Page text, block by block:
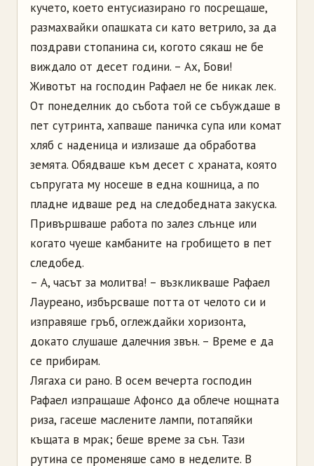
кучето, което ентусиазирано го посрещаше,
размахвайки опашката си като ветрило, за да
поздрави стопанина си, когото сякаш не бе
виждало от десет години. – Ах, Бови!
Животът на господин Рафаел не бе никак лек.
От понеделник до събота той се събуждаше в
пет сутринта, хапваше паничка супа или комат
хляб с наденица и излизаше да обработва
земята. Обядваше към десет с храната, която
съпругата му носеше в една кошница, а по
пладне идваше ред на следобедната закуска.
Привършваше работа по залез слънце или
когато чуеше камбаните на гробището в пет
следобед.
– А, часът за молитва! – възкликваше Рафаел
Лауреано, избърсваше потта от челото си и
изправяше гръб, оглеждайки хоризонта,
докато слушаше далечния звън. – Време е да
се прибирам.
Лягаха си рано. В осем вечерта господин
Рафаел изпращаше Афонсо да облече нощната
риза, гасеше маслените лампи, потапяйки
къщата в мрак; беше време за сън. Тази
рутина се променяше само в неделите. В